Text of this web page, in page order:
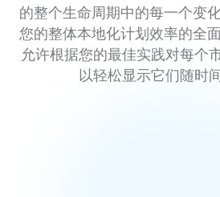
的整个生命周期中的每一个变
您的整体本地化计划效率的全
允许根据您的最佳实践对每个
以轻松显示它们随时